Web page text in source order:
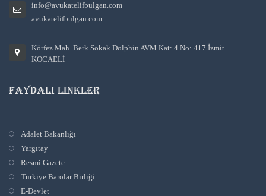
info@avukatelifbulgan.com
avukatelifbulgan.com
Körfez Mah. Berk Sokak Dolphin AVM Kat: 4 No: 417 İzmit
KOCAELİ
FAYDALI LINKLER
Adalet Bakanlığı
Yargıtay
Resmi Gazete
Türkiye Barolar Birliği
E-Devlet